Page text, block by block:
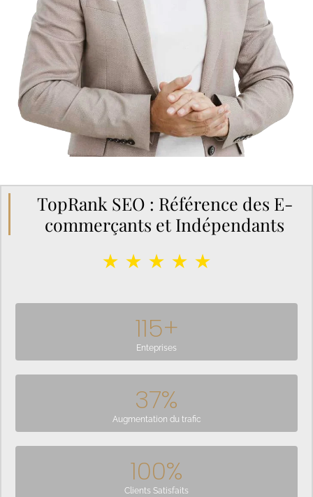
TopRank SEO : Référence des E-
commerçants et Indépendants
★ ★ ★ ★ ★
Enteprises
115+
Augmentation du trafic
37%
Clients Satisfaits
100%